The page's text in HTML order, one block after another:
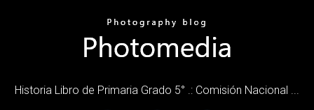
Historia Libro de Primaria Grado 5° .: Comisión Nacional ...